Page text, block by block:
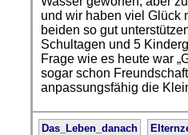
und wir haben viel Glück
beiden so gut
Schultagen und 5
Frage wie es heute war
sogar schon
anpassungsfähig die
Das_Leben_danach